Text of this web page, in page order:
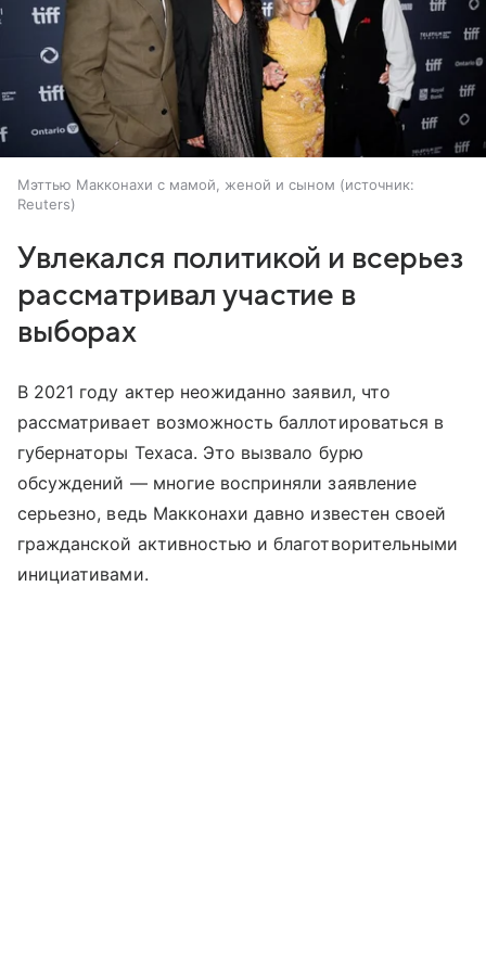
Мэттью Макконахи с мамой, женой и сыном
источник:
Reuters
Увлекался политикой и всерьез
рассматривал участие в
выборах
В 2021 году актер неожиданно заявил, что
рассматривает возможность баллотироваться в
губернаторы Техаса. Это вызвало бурю
обсуждений — многие восприняли заявление
серьезно, ведь Макконахи давно известен своей
гражданской активностью и благотворительными
инициативами.